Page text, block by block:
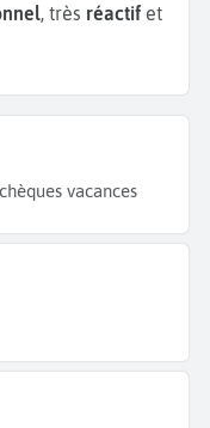
, très réactif et
vacances